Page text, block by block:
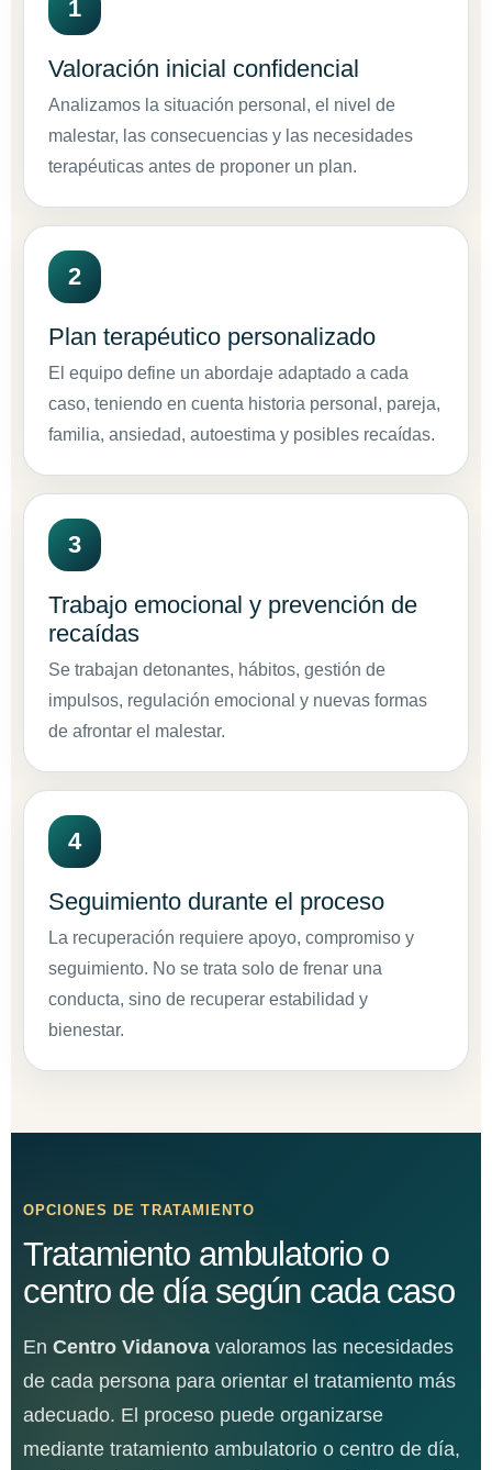
Valoración inicial confidencial
Analizamos la situación personal, el nivel de
malestar, las consecuencias y las necesidades
terapéuticas antes de proponer un plan.
Plan terapéutico personalizado
El equipo define un abordaje adaptado a cada
caso, teniendo en cuenta historia personal, pareja,
familia, ansiedad, autoestima y posibles recaídas.
Trabajo emocional y prevención de
recaídas
Se trabajan detonantes, hábitos, gestión de
impulsos, regulación emocional y nuevas formas
de afrontar el malestar.
Seguimiento durante el proceso
La recuperación requiere apoyo, compromiso y
seguimiento. No se trata solo de frenar una
conducta, sino de recuperar estabilidad y
bienestar.
OPCIONES DE TRATAMIENTO
Tratamiento ambulatorio o
centro de día según cada caso
En Centro Vidanova valoramos las necesidades
de cada persona para orientar el tratamiento más
adecuado. El proceso puede organizarse
mediante tratamiento ambulatorio o centro de día,